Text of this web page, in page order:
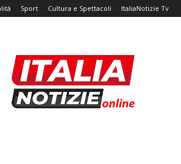
Sport Cultura e Spettacoli ItaliaNotizie Tv